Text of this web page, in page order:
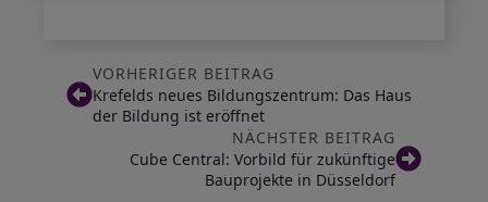
VORHERIGER BEITRAG
Krefelds neues Bildungszentrum: Das Haus
der Bildung ist eröffnet
NÄCHSTER BEITRAG
Cube Central: Vorbild für zukünftige
Bauprojekte in Düsseldorf